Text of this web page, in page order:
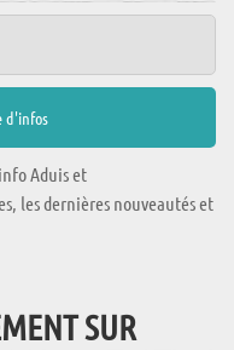
Aduis et
les dernières nouveautés et
SUR